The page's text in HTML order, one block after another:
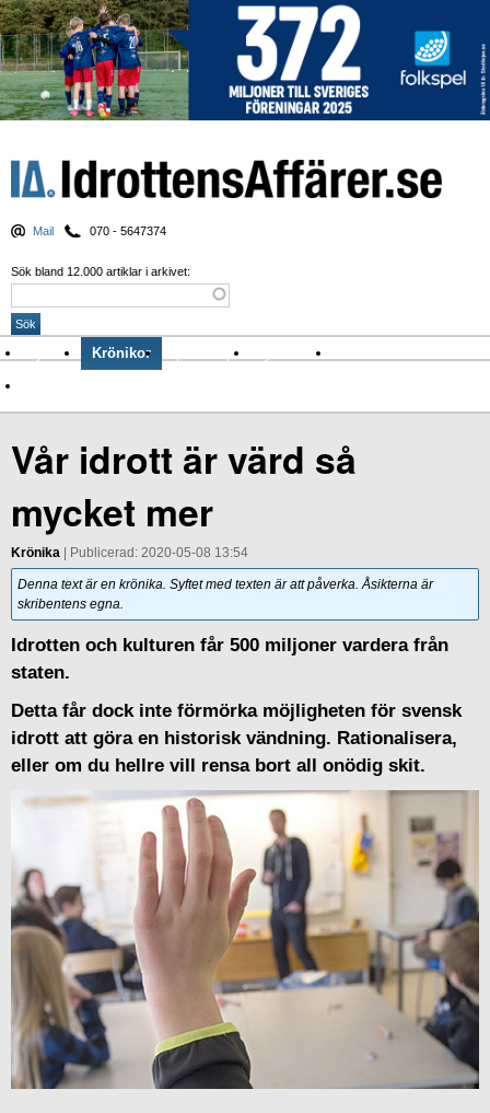
Mail 070 - 5647374
Sök bland 12.000 artiklar i arkivet:
Nyheter Krönikor Sport & spel Nyhetsbrev
Vår idrott är värd så
mycket mer
Krönika | Publicerad: 2020-05-08 13:54
Denna text är en krönika. Syftet med texten är att påverka. Åsikterna är
skribentens egna.
Idrotten och kulturen får 500 miljoner vardera från
staten.
Detta får dock inte förmörka möjligheten för svensk
idrott att göra en historisk vändning. Rationalisera,
eller om du hellre vill rensa bort all onödig skit.